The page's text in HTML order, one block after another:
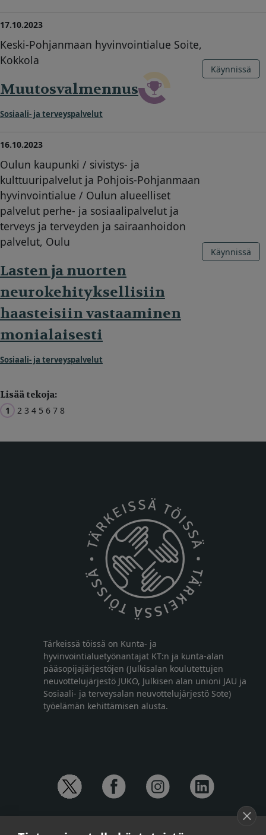
17.10.2023
Keski-Pohjanmaan hyvinvointialue Soite,
Kokkola
Muutosvalmennus
Sosiaali- ja terveyspalvelut
Käynnissä
16.10.2023
Oulun kaupunki / sivistys- ja
kulttuuripalvelut ja Pohjois-Pohjanmaan
hyvinvointialue / Oulun alueelliset
palvelut perhe- ja sosiaalipalvelut ja
terveys ja terveyden ja sairaanhoidon
palvelut, Oulu
Lasten ja nuorten
neurokehityksellisiin
haasteisiin vastaaminen
monialaisesti
Sosiaali- ja terveyspalvelut
Käynnissä
Lisää tekoja:
1 2 3 4 5 6 7 8
Tärkeissä töissä on Kunta- ja
hyvinvointialuetyönantajat KT:n ja kunta-alan
pääsopijajärjestöjen (Julkisalan koulutettujen
neuvottelujärjestö JUKO, Julkisen alan unioni JAU ja
Sosiaali- ja terveysalan neuvottelujärjestö Sote)
työelämän kehittämisen alusta.